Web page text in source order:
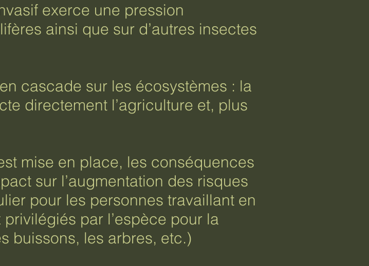
exerce une pression
ainsi que sur d’autres insectes
cascade sur les écosystèmes : la
directement l’agriculture et, plus
mise en place, les conséquences
sur l’augmentation des risques
pour les personnes travaillant en
par l’espèce pour la
buissons, les arbres, etc.)